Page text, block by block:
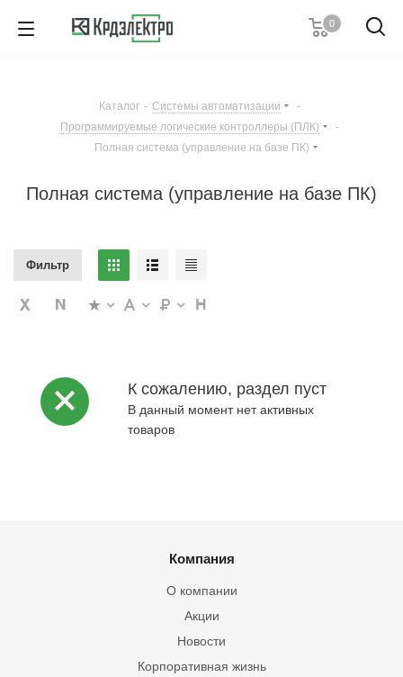
0
Заказать звонок
Каталог - Системы автоматизации
-
Программируемые логические контроллеры (ПЛК)
-
Полная система (управление на базе ПК)
Полная система (управление на базе ПК)
Фильтр
К сожалению, раздел пуст
В данный момент нет активных
товаров
Компания
О компании
Акции
Новости
Корпоративная жизнь